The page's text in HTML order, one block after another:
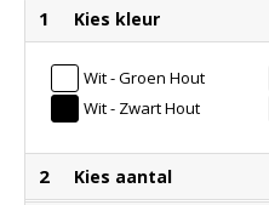
1 Kies kleur
Wit - Groen Hout
Wit - Zwart Hout
2 Kies aantal